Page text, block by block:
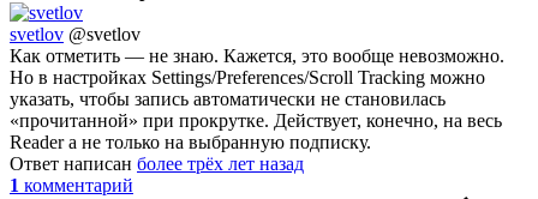
svetlov @svetlov
Как отметить — не знаю. Кажется, это вообще невозможно.
Но в настройках Settings/Preferences/Scroll Tracking можно
указать, чтобы запись автоматически не становилась
«прочитанной» при прокрутке. Действует, конечно, на весь
Reader а не только на выбранную подписку.
Ответ написан более трёх лет назад
1 комментарий